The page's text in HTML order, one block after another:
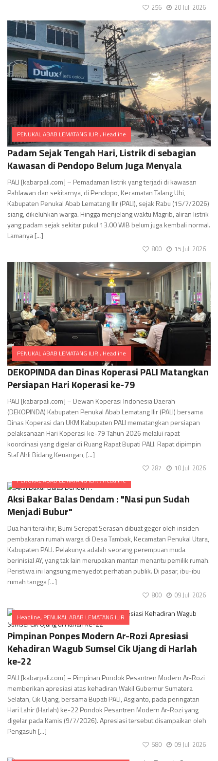
20 Juli 2026
256
PENUKAL ABAB LEMATANG ILIR , Headline
Comments
Padam Sejak Tengah Hari, Listrik di sebagian
Kawasan di Pendopo Belum Juga Menyala
PALI [kabarpali.com] – Pemadaman listrik yang terjadi di kawasan
Pahlawan dan sekitarnya, di Pendopo, Kecamatan Talang Ubi,
Kabupaten Penukal Abab Lematang Ilir (PALI), sejak Rabu (15/7/2026)
siang, dikeluhkan warga. Hingga menjelang waktu Magrib, aliran listrik
yang padam sejak sekitar pukul 13.00 WIB belum juga kembali normal.
Lamanya [...]
15 Juli 2026
800
PENUKAL ABAB LEMATANG ILIR , Headline
Comments
DEKOPINDA dan Dinas Koperasi PALI Matangkan
Persiapan Hari Koperasi ke-79
PALI [kabarpali.com] – Dewan Koperasi Indonesia Daerah
(DEKOPINDA) Kabupaten Penukal Abab Lematang Ilir (PALI) bersama
Dinas Koperasi dan UKM Kabupaten PALI mematangkan persiapan
pelaksanaan Hari Koperasi ke-79 Tahun 2026 melalui rapat
koordinasi yang digelar di Ruang Rapat Bupati PALI. Rapat dipimpin
Staf Ahli Bidang Keuangan, [...]
10 Juli 2026
287
PENUKAL ABAB LEMATANG ILIR,Headline
Comments
Aksi Bakar Balas Dendam : "Nasi pun Sudah
Menjadi Bubur"
Dua hari terakhir, Bumi Serepat Serasan dibuat geger oleh insiden
pembakaran rumah warga di Desa Tambak, Kecamatan Penukal Utara,
Kabupaten PALI. Pelakunya adalah seorang perempuan muda
berinisial AY, yang tak lain merupakan mantan menantu pemilik rumah.
Peristiwa ini langsung menyedot perhatian publik. Di pasar, ibu-ibu
rumah tangga [...]
09 Juli 2026
800
Headline, PENUKAL ABAB LEMATANG ILIR
Comments
Pimpinan Ponpes Modern Ar-Rozi Apresiasi
Kehadiran Wagub Sumsel Cik Ujang di Harlah
ke-22
PALI [kabarpali.com] – Pimpinan Pondok Pesantren Modern Ar-Rozi
memberikan apresiasi atas kehadiran Wakil Gubernur Sumatera
Selatan, Cik Ujang, bersama Bupati PALI, Asgianto, pada peringatan
Hari Lahir (Harlah) ke-22 Pondok Pesantren Modern Ar-Rozi yang
digelar pada Kamis (9/7/2026). Apresiasi tersebut disampaikan oleh
Pengasuh [...]
09 Juli 2026
580